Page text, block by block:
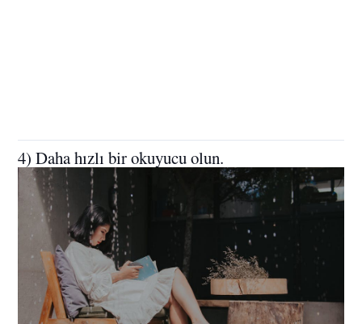
4) Daha hızlı bir okuyucu olun.